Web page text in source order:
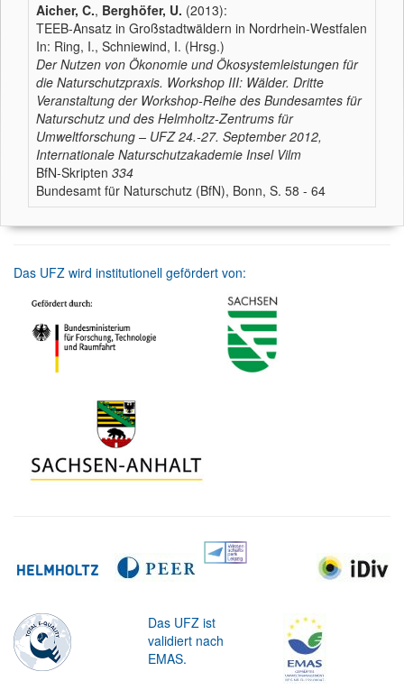
Aicher, C., Berghöfer, U. (2013):
TEEB-Ansatz in Großstadtwäldern in Nordrhein-Westfalen
In: Ring, I., Schniewind, I. (Hrsg.)
Der Nutzen von Ökonomie und Ökosystemleistungen für
die Naturschutzpraxis. Workshop III: Wälder. Dritte
Veranstaltung der Workshop-Reihe des Bundesamtes für
Naturschutz und des Helmholtz-Zentrums für
Umweltforschung – UFZ 24.-27. September 2012,
Internationale Naturschutzakademie Insel Vilm
BfN-Skripten 334
Bundesamt für Naturschutz (BfN), Bonn, S. 58 - 64
Das UFZ wird institutionell gefördert von:
Das UFZ ist
validiert nach
EMAS.